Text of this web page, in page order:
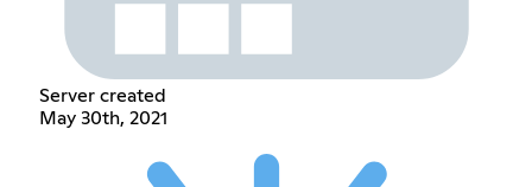
Server created
May 30th, 2021